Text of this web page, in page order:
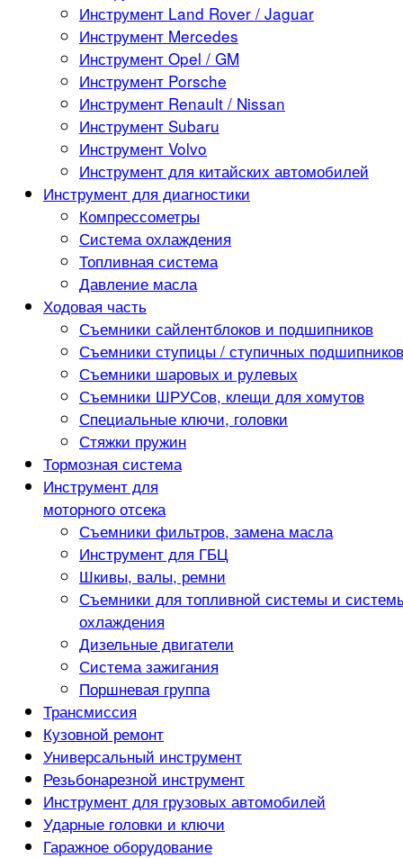
Инструмент Land Rover / Jaguar
Инструмент Mercedes
Инструмент Opel / GM
Инструмент Porsche
Инструмент Renault / Nissan
Инструмент Subaru
Инструмент Volvo
Инструмент для китайских автомобилей
Инструмент для диагностики
Компрессометры
Система охлаждения
Топливная система
Давление масла
Ходовая часть
Съемники сайлентблоков и подшипников
Съемники ступицы / ступичных подшипников
Съемники шаровых и рулевых
Съемники ШРУСов, клещи для хомутов
Специальные ключи, головки
Стяжки пружин
Тормозная система
Инструмент для
моторного отсека
Съемники фильтров, замена масла
Инструмент для ГБЦ
Шкивы, валы, ремни
Съемники для топливной системы и
охлаждения
Дизельные двигатели
Система зажигания
Поршневая группа
Трансмиссия
Кузовной ремонт
Универсальный инструмент
Резьбонарезной инструмент
Инструмент для грузовых автомобилей
Ударные головки и ключи
Гаражное оборудование